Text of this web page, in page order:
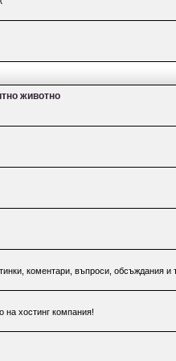
животно
коментари, въпроси, обсъждания и
на хостинг компания!